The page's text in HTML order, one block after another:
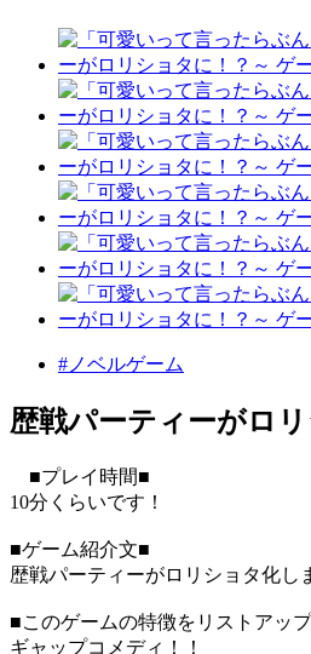
#ノベルゲーム
歴戦パーティーがロ
■プレイ時間■
10分くらいです！
■ゲーム紹介文■
歴戦パーティーがロリショタ化し
■このゲームの特徴をリストアッ
ギャップコメディ！！